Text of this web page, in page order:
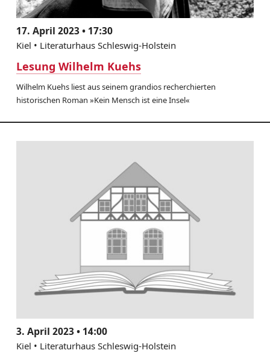
17. April 2023 • 17:30
Kiel • Literaturhaus Schleswig-Holstein
Lesung Wilhelm Kuehs
Wilhelm Kuehs liest aus seinem grandios recherchierten
historischen Roman »Kein Mensch ist eine Insel«
3. April 2023 • 14:00
Kiel • Literaturhaus Schleswig-Holstein